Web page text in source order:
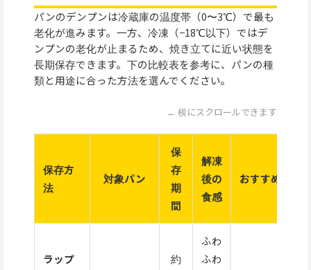
パンのデンプンは冷蔵庫の温度帯（0〜3℃）で最も
老化が進みます。一方、冷凍（−18℃以下）ではデ
ンプンの老化が止まるため、焼き立てに近い状態を
長期保存できます。下の比較表を参考に、パンの種
類と用途に合った方法を選んでください。
← 横にスクロールできます
保存方
法
対象パン
保
存
期
間
解凍
後の
食感
おすすめ度
ラップ
約
ふわ
ふわ